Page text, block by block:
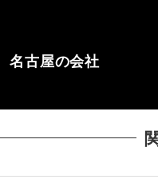
古屋の会社